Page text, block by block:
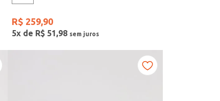
R$ 259,90
5x de R$ 51,98